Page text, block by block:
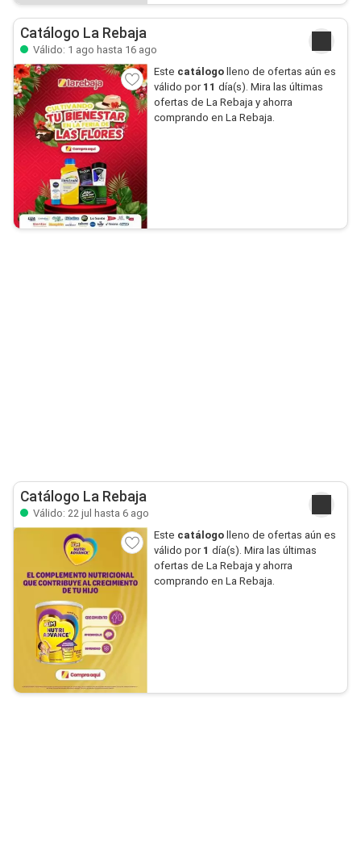
Catálogo La Rebaja
Válido: 1 ago hasta 16 ago
Este catálogolleno de ofertas aún es
válido por 11 día(s). Mira las últimas
ofertas de La Rebaja y ahorra
comprando en La Rebaja.
Catálogo La Rebaja
Válido: 22 jul hasta 6 ago
Este catálogolleno de ofertas aún es
válido por 1 día(s). Mira las últimas
ofertas de La Rebaja y ahorra
comprando en La Rebaja.